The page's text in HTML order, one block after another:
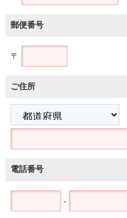
郵便番号
〒
ご住所
電話番号
-